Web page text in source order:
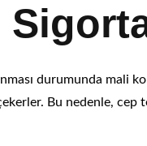
durumunda
Bu nedenle,